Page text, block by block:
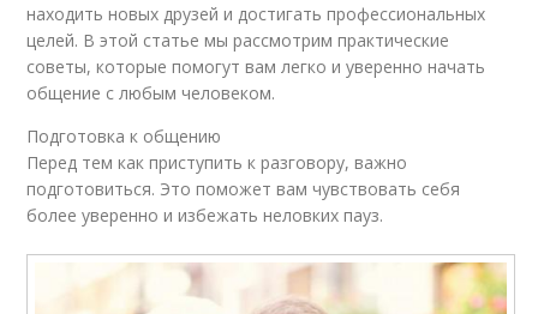
находить новых друзей и достигать профессиональных
целей. В этой статье мы рассмотрим практические
советы, которые помогут вам легко и уверенно начать
общение с любым человеком.
Подготовка к общению
Перед тем как приступить к разговору, важно
подготовиться. Это поможет вам чувствовать себя
более уверенно и избежать неловких пауз.